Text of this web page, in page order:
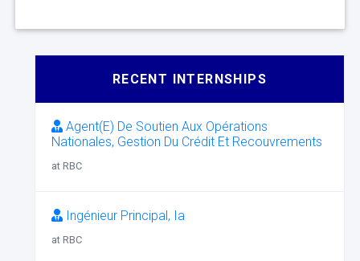
RECENT INTERNSHIPS
Agent(E) De Soutien Aux Opérations
Nationales, Gestion Du Crédit Et Recouvrements
at RBC
Ingénieur Principal, Ia
at RBC